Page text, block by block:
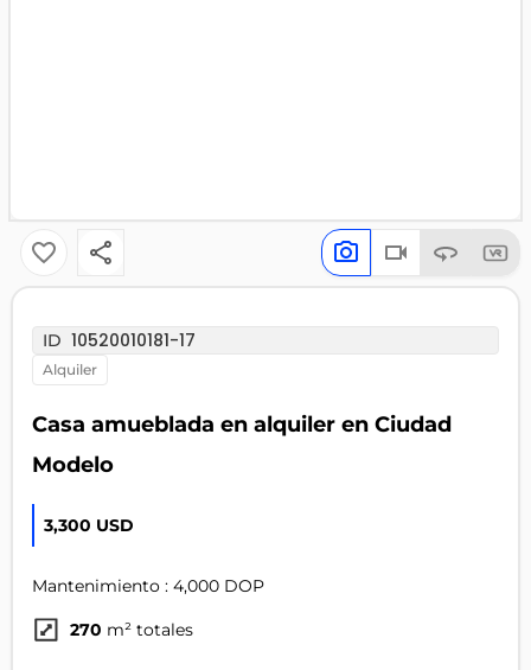
ID 10520010181-17
alquiler
Casa amueblada en alquiler en Ciudad
Modelo
3,300 USD
Mantenimiento : 4,000 DOP
270 m² totales